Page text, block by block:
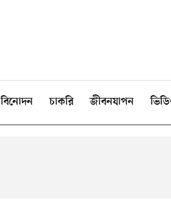
বিনোদন চাকরি জীবনযাপন